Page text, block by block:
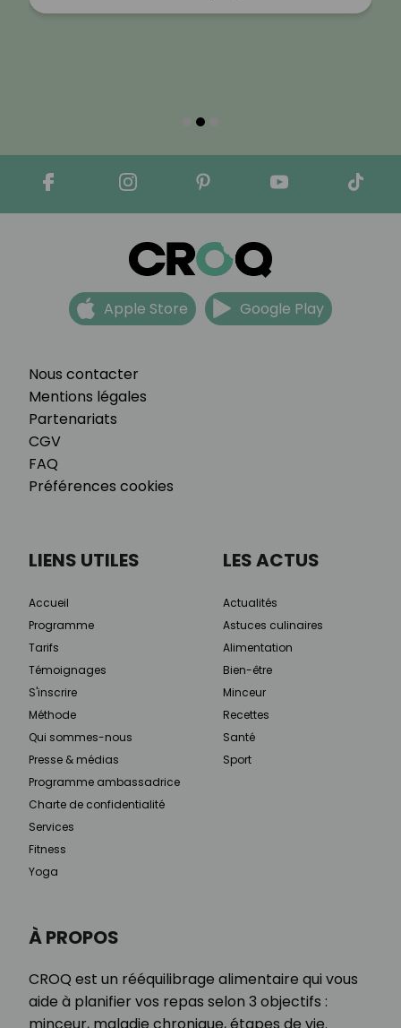
Nous contacter
Mentions légales
Partenariats
CGV
FAQ
Préférences cookies
Apple Store Google Play
À PROPOS
CROQ est un rééquilibrage alimentaire qui vous
aide à planifier vos repas selon 3 objectifs :
minceur, maladie chronique, étapes de vie.
LIENS UTILES
Accueil
Programme
Tarifs
Témoignages
S'inscrire
Méthode
Qui sommes-nous
Presse & médias
Programme ambassadrice
Charte de confidentialité
Services
Fitness
Yoga
LES ACTUS
Actualités
Astuces culinaires
Alimentation
Bien-être
Minceur
Recettes
Santé
Sport